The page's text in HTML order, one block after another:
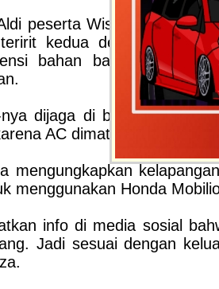
peserta Wisata Plus
kedua dengan
bahan bakar dengan
dijaga di bawah 2.000,
AC dimatikan supaya
mengungkapkan
menggunakan Honda
info di media sosial
Jadi sesuai dengan